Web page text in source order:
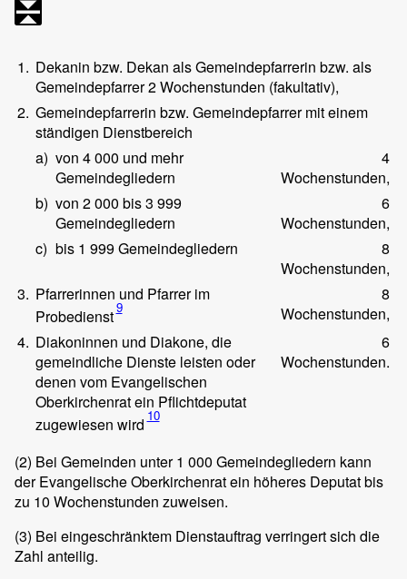
1. Dekanin bzw. Dekan als Gemeindepfarrerin bzw. als
Gemeindepfarrer 2 Wochenstunden (fakultativ),
2. Gemeindepfarrerin bzw. Gemeindepfarrer mit einem
ständigen Dienstbereich
a) von 4 000 und mehr
Gemeindegliedern
4
Wochenstunden,
b) von 2 000 bis 3 999
Gemeindegliedern
6
Wochenstunden,
c) bis 1 999 Gemeindegliedern
8
Wochenstunden,
3. Pfarrerinnen und Pfarrer im
Probedienst9
8
Wochenstunden,
4. Diakoninnen und Diakone, die
gemeindliche Dienste leisten oder
denen vom Evangelischen
Oberkirchenrat ein Pflichtdeputat
zugewiesen wird 10
6
Wochenstunden.
(2) Bei Gemeinden unter 1 000 Gemeindegliedern kann
der Evangelische Oberkirchenrat ein höheres Deputat bis
zu 10 Wochenstunden zuweisen.
(3) Bei eingeschränktem Dienstauftrag verringert sich die
Zahl anteilig.